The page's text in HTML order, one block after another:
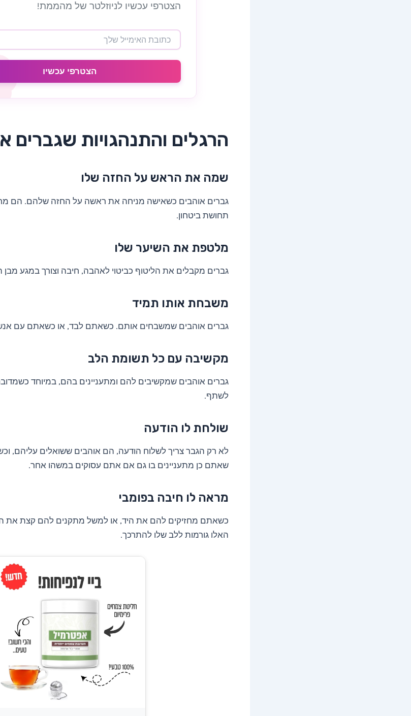
הצטרפי עכשיו לניוזלטר של מהממת!
הצטרפי עכשיו
הרגלים והתנהגויות שגברים
שמה את הראש על החזה שלו
גברים אוהבים כשאישה מניחה את ראשה על החזה שלהם. הם
תחושת ביטחון.
מלטפת את השיער שלו
גברים מקבלים את הליטוף כביטוי לאהבה, חיבה וצורך במגע מבן
משבחת אותו תמיד
גברים אוהבים שמשבחים אותם. כשאתם לבד, או כשאתם עם
מקשיבה עם כל תשומת הלב
גברים אוהבים שמקשיבים להם ומתעניינים בהם, במיוחד
לשתף.
שולחת לו הודעה
לא רק הגבר צריך לשלוח הודעה, הם אוהבים ששואלים עליהם,
שאתם כן מתעניינים בו גם אם אתם עסוקים במשהו אחר.
מראה לו חיבה בפומבי
כשאתם מחזיקים להם את היד, או למשל מתקנים להם קצת את
האלו גורמות ללב שלו להתרכך.